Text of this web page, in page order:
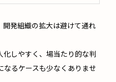
発組織の拡大は避けて通れ
しやすく、場当たり的な判
るケースも少なくありませ